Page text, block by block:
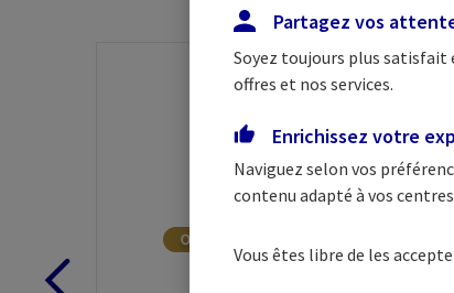
Partagez vos
Soyez toujours plus satisfait
offres et nos services.
Enrichissez votre
Naviguez selon vos
contenu adapté à vos
Vous êtes libre de les